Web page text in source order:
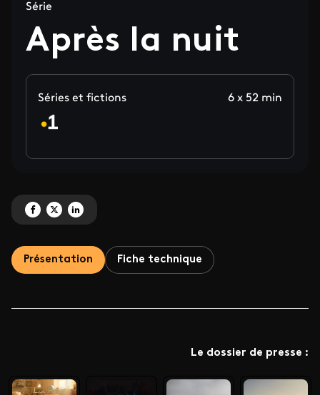
Série
Après la nuit
Séries et fictions 6 x 52 min
Partagez 'Après la nuit' sur Facebook
Partagez 'Après la nuit' sur X
Partagez 'Après la nuit' sur LinkedIn
Présentation Fiche technique
Le dossier de presse :